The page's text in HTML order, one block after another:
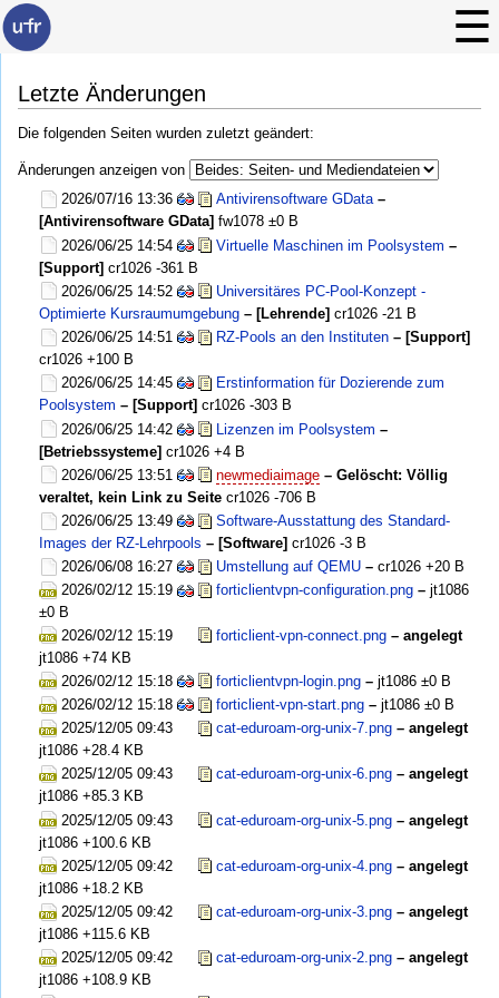
Letzte Änderungen
Die folgenden Seiten wurden zuletzt geändert:
Änderungen anzeigen von
2026/07/16 13:36
Antivirensoftware GData –
[Antivirensoftware GData]fw1078 ±0 B
2026/06/25 14:54
Virtuelle Maschinen im Poolsystem –
[Support]cr1026 -361 B
2026/06/25 14:52
Universitäres PC-Pool-Konzept -
Optimierte Kursraumumgebung – [Lehrende]cr1026 -21 B
2026/06/25 14:51
RZ-Pools an den Instituten – [Support]
cr1026 +100 B
2026/06/25 14:45
Erstinformation für Dozierende zum
Poolsystem – [Support]cr1026 -303 B
2026/06/25 14:42
Lizenzen im Poolsystem –
[Betriebssysteme]cr1026 +4 B
2026/06/25 13:51
newmediaimage – Gelöscht: Völlig
veraltet, kein Link zu Seite cr1026 -706 B
2026/06/25 13:49
Software-Ausstattung des Standard-
Images der RZ-Lehrpools – [Software]cr1026 -3 B
2026/06/08 16:27
Umstellung auf QEMU –cr1026 +20 B
2026/02/12 15:19
forticlientvpn-configuration.png –jt1086
±0 B
2026/02/12 15:19
forticlient-vpn-connect.png – angelegt
jt1086 +74 KB
2026/02/12 15:18
forticlientvpn-login.png –jt1086 ±0 B
2026/02/12 15:18
forticlient-vpn-start.png –jt1086 ±0 B
2025/12/05 09:43
cat-eduroam-org-unix-7.png – angelegt
jt1086 +28.4 KB
2025/12/05 09:43
cat-eduroam-org-unix-6.png – angelegt
jt1086 +85.3 KB
2025/12/05 09:43
cat-eduroam-org-unix-5.png – angelegt
jt1086 +100.6 KB
2025/12/05 09:42
cat-eduroam-org-unix-4.png – angelegt
jt1086 +18.2 KB
2025/12/05 09:42
cat-eduroam-org-unix-3.png – angelegt
jt1086 +115.6 KB
2025/12/05 09:42
cat-eduroam-org-unix-2.png – angelegt
jt1086 +108.9 KB